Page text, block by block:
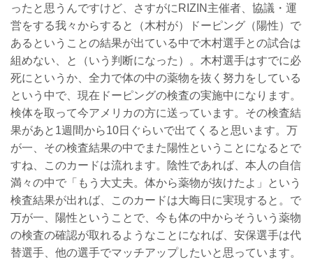
ったと思うんですけど、さすがにRIZIN主催者、協議・運
営をする我々からすると（木村が）ドーピング（陽性）で
あるということの結果が出ている中で木村選手との試合は
組めない、と（いう判断になった）。木村選手はすでに必
死にというか、全力で体の中の薬物を抜く努力をしている
という中で、現在ドーピングの検査の実施中になります。
検体を取って今アメリカの方に送っています。その検査結
果があと1週間から10日ぐらいで出てくると思います。万
が一、その検査結果の中でまた陽性ということになるとで
すね、このカードは流れます。陰性であれば、本人の自信
満々の中で「もう大丈夫。体から薬物が抜けたよ」という
検査結果が出れば、このカードは大晦日に実現すると。で
万が一、陽性ということで、今も体の中からそういう薬物
の検査の確認が取れるようなことになれば、安保選手は代
替選手、他の選手でマッチアップしたいと思っています。